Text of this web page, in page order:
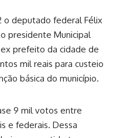
o deputado federal Félix
presidente Municipal
prefeito da cidade de
mil reais para custeio
básica do município.
9 mil votos entre
e federais. Dessa